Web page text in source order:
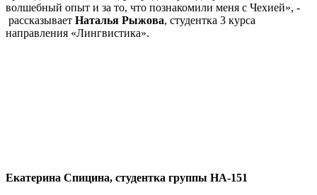
волшебный опыт и за то, что познакомили меня с Чехией», -
рассказывает Наталья Рыжова, студентка 3 курса
направления «Лингвистика».
Екатерина Спицина, студентка группы НА-151